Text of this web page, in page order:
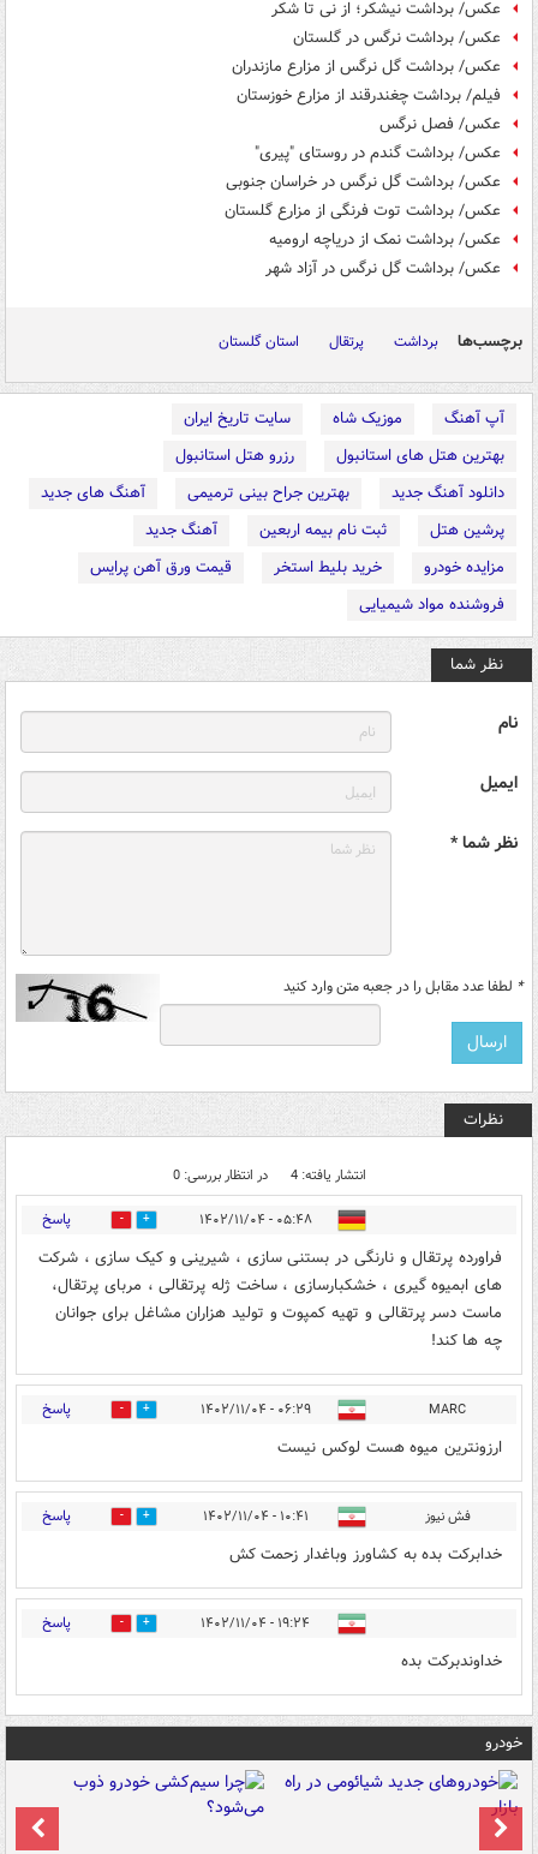
عکس/ برداشت نیشکر؛ از نی تا شکر
عکس/ برداشت نرگس در گلستان
عکس/ برداشت گل نرگس از مزارع مازندران
فیلم/ برداشت چغندرقند از مزارع خوزستان
عکس/ فصل نرگس
عکس/ برداشت گندم در روستای "پیری"
عکس/ برداشت گل نرگس در خراسان جنوبی
عکس/ برداشت توت فرنگی از مزارع گلستان
عکس/ برداشت نمک از دریاچه ارومیه
عکس/ برداشت گل نرگس در آزاد شهر
برچسب‌ها برداشت پرتقال استان گلستان
آپ آهنگ موزیک شاه
سایت تاریخ ایران
بهترین هتل های استانبول
رزرو هتل استانبول
دانلود آهنگ جدید
بهترین جراح بینی ترمیمی
آهنگ های جدید
پرشین هتل
ثبت نام بیمه اربعین
آهنگ جدید
مزایده خودرو
خرید بلیط استخر
قیمت ورق آهن پرایس
فروشنده مواد شیمیایی
نظر شما
نام
ایمیل
نظر شما *
* لطفا عدد مقابل را در جعبه متن وارد کنید
نظرات
انتشار یافته: 4 در انتظار بررسی: 0
۰۵:۴۸ - ۱۴۰۲/۱۱/۰۴ 1 پاسخ
فراورده پرتقال و نارنگی در بستنی سازی ، شیرینی و کیک سازی ، شرکت
های ابمیوه گیری ، خشکبارسازی ، ساخت ژله پرتقالی ، مربای پرتقال،
ماست دسر پرتقالی و تهیه کمپوت و تولید هزاران مشاغل برای جوانان
چه ها کند!
MARC ۰۶:۲۹ - ۱۴۰۲/۱۱/۰۴ 0 پاسخ
ارزونترین میوه هست لوکس نیست
فش نیوز ۱۰:۴۱ - ۱۴۰۲/۱۱/۰۴ 17 پاسخ
خدابرکت بده به کشاورز وباغدار زحمت کش
۱۹:۲۴ - ۱۴۰۲/۱۱/۰۴ 1 پاسخ
خداوندبرکت بده
خودرو